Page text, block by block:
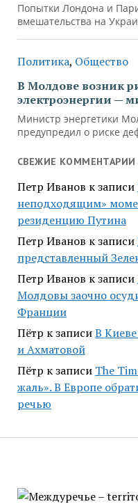
Попытки Лондона и
вмешательства на
Политика, Общество
В Молдове возник
электроэнергии —
Министр энергетики
предупредил о риске
СВЕЖИЕ КОММЕНТАРИИ
Петр Иванов к записи
неподходящим»
резиденцию Путина
Петр Иванов к записи
представленный
Петр Иванов к записи
Молдовы заочно
Франции
Пётр к записиВ
и Ахматовой
Пётр к записи Тhe
жаль». В Европе
речью